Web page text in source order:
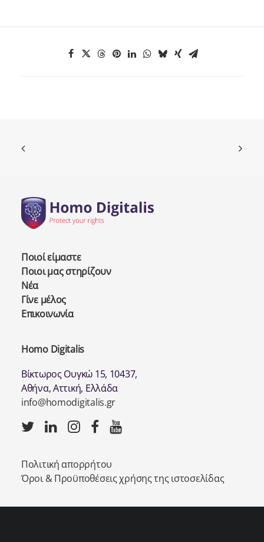
Ποιοί είμαστε
Ποιοι μας στηρίζουν
Νέα
Γίνε μέλος
Επικοινωνία
Homo Digitalis
Βίκτωρος Ουγκώ 15, 10437,
Αθήνα, Αττική, Ελλάδα
info@homodigitalis.gr
Πολιτική απορρήτου
Όροι & Προϋποθέσεις χρήσης της ιστοσελίδας